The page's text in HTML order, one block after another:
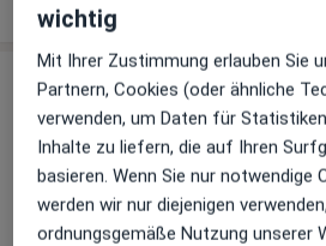
Praxis
Schwanenpraxis
Gemeinschaftspraxis
Stracke Dr. med. Gerd
Westfälische Str. 26, 57462
wichtig
Mit Ihrer Zustimmung erlauben Sie
Partnern, Cookies (oder ähnliche
verwenden, um Daten für
Inhalte zu liefern, die auf Ihren
basieren. Wenn Sie nur notwendige
werden wir nur diejenigen
ordnungsgemäße Nutzung unserer